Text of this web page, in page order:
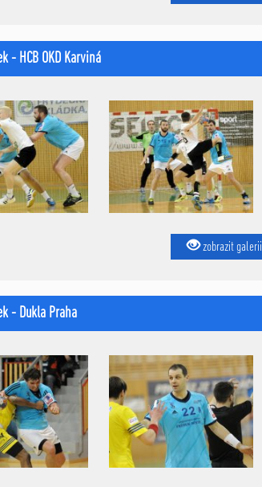
- HCB OKD Karviná
zobrazit galerii
- Dukla Praha